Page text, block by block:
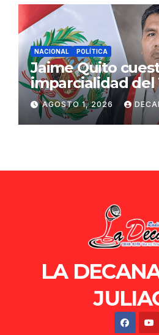
NACIONAL POLÍTICA
Jaime Quito
imparcialidad
Constitucional
de Ollanta
AGOSTO 1, 2026
LA